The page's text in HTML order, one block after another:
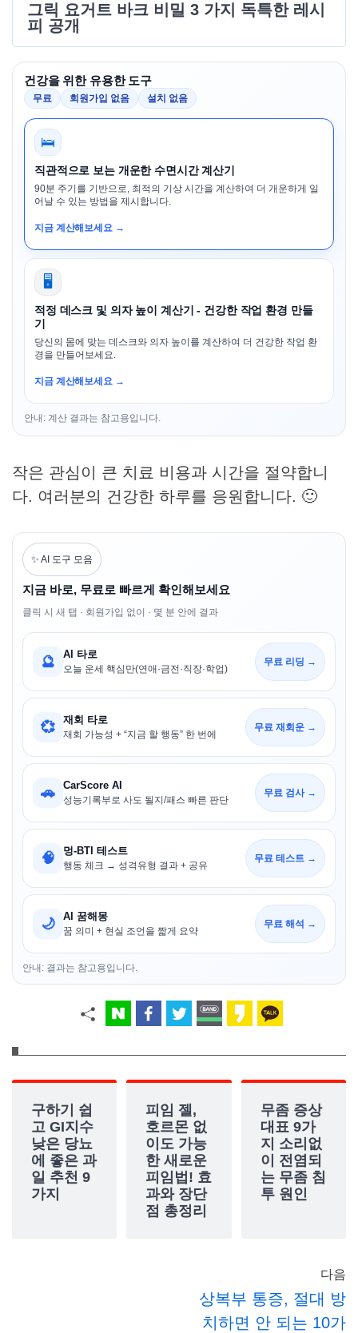
그릭 요거트 바크 비밀 3 가지 독특한 레시
피 공개
건강을 위한 유용한 도구
무료 회원가입 없음 설치 없음
🛌
직관적으로 보는 개운한 수면시간 계산기
90분 주기를 기반으로, 최적의 기상 시간을 계산하여 더 개운하게 일
어날 수 있는 방법을 제시합니다.
지금 계산해보세요 →
🖥️
적정 데스크 및 의자 높이 계산기 - 건강한 작업 환경 만들
기
당신의 몸에 맞는 데스크와 의자 높이를 계산하여 더 건강한 작업 환
경을 만들어보세요.
지금 계산해보세요 →
안내: 계산 결과는 참고용입니다.
작은 관심이 큰 치료 비용과 시간을 절약합니
다. 여러분의 건강한 하루를 응원합니다. 🙂
✨ AI 도구 모음
지금 바로, 무료로 빠르게 확인해보세요
클릭 시 새 탭 · 회원가입 없이 · 몇 분 안에 결과
🔮 AI 타로
오늘 운세 핵심만(연애·금전·직장·학업)
무료 리딩 →
💞 재회 타로
재회 가능성 + “지금 할 행동” 한 번에
무료 재회운 →
🚗 CarScore AI
성능기록부로 사도 될지/패스 빠른 판단
무료 검사 →
🧠 멍-BTI 테스트
행동 체크 → 성격유형 결과 + 공유
무료 테스트 →
🌙 AI 꿈해몽
꿈 의미 + 현실 조언을 짧게 요약
무료 해석 →
안내: 결과는 참고용입니다.
구하기 쉽
고 GI지수
낮은 당뇨
에 좋은 과
일 추천 9
가지
피임 젤,
호르몬 없
이도 가능
한 새로운
피임법! 효
과와 장단
점 총정리
무좀 증상
대표 9가
지 소리없
이 전염되
는 무좀 침
투 원인
다음
상복부 통증, 절대 방
치하면 안 되는 10가